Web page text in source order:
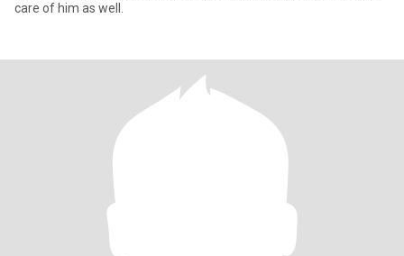
care of him as well.